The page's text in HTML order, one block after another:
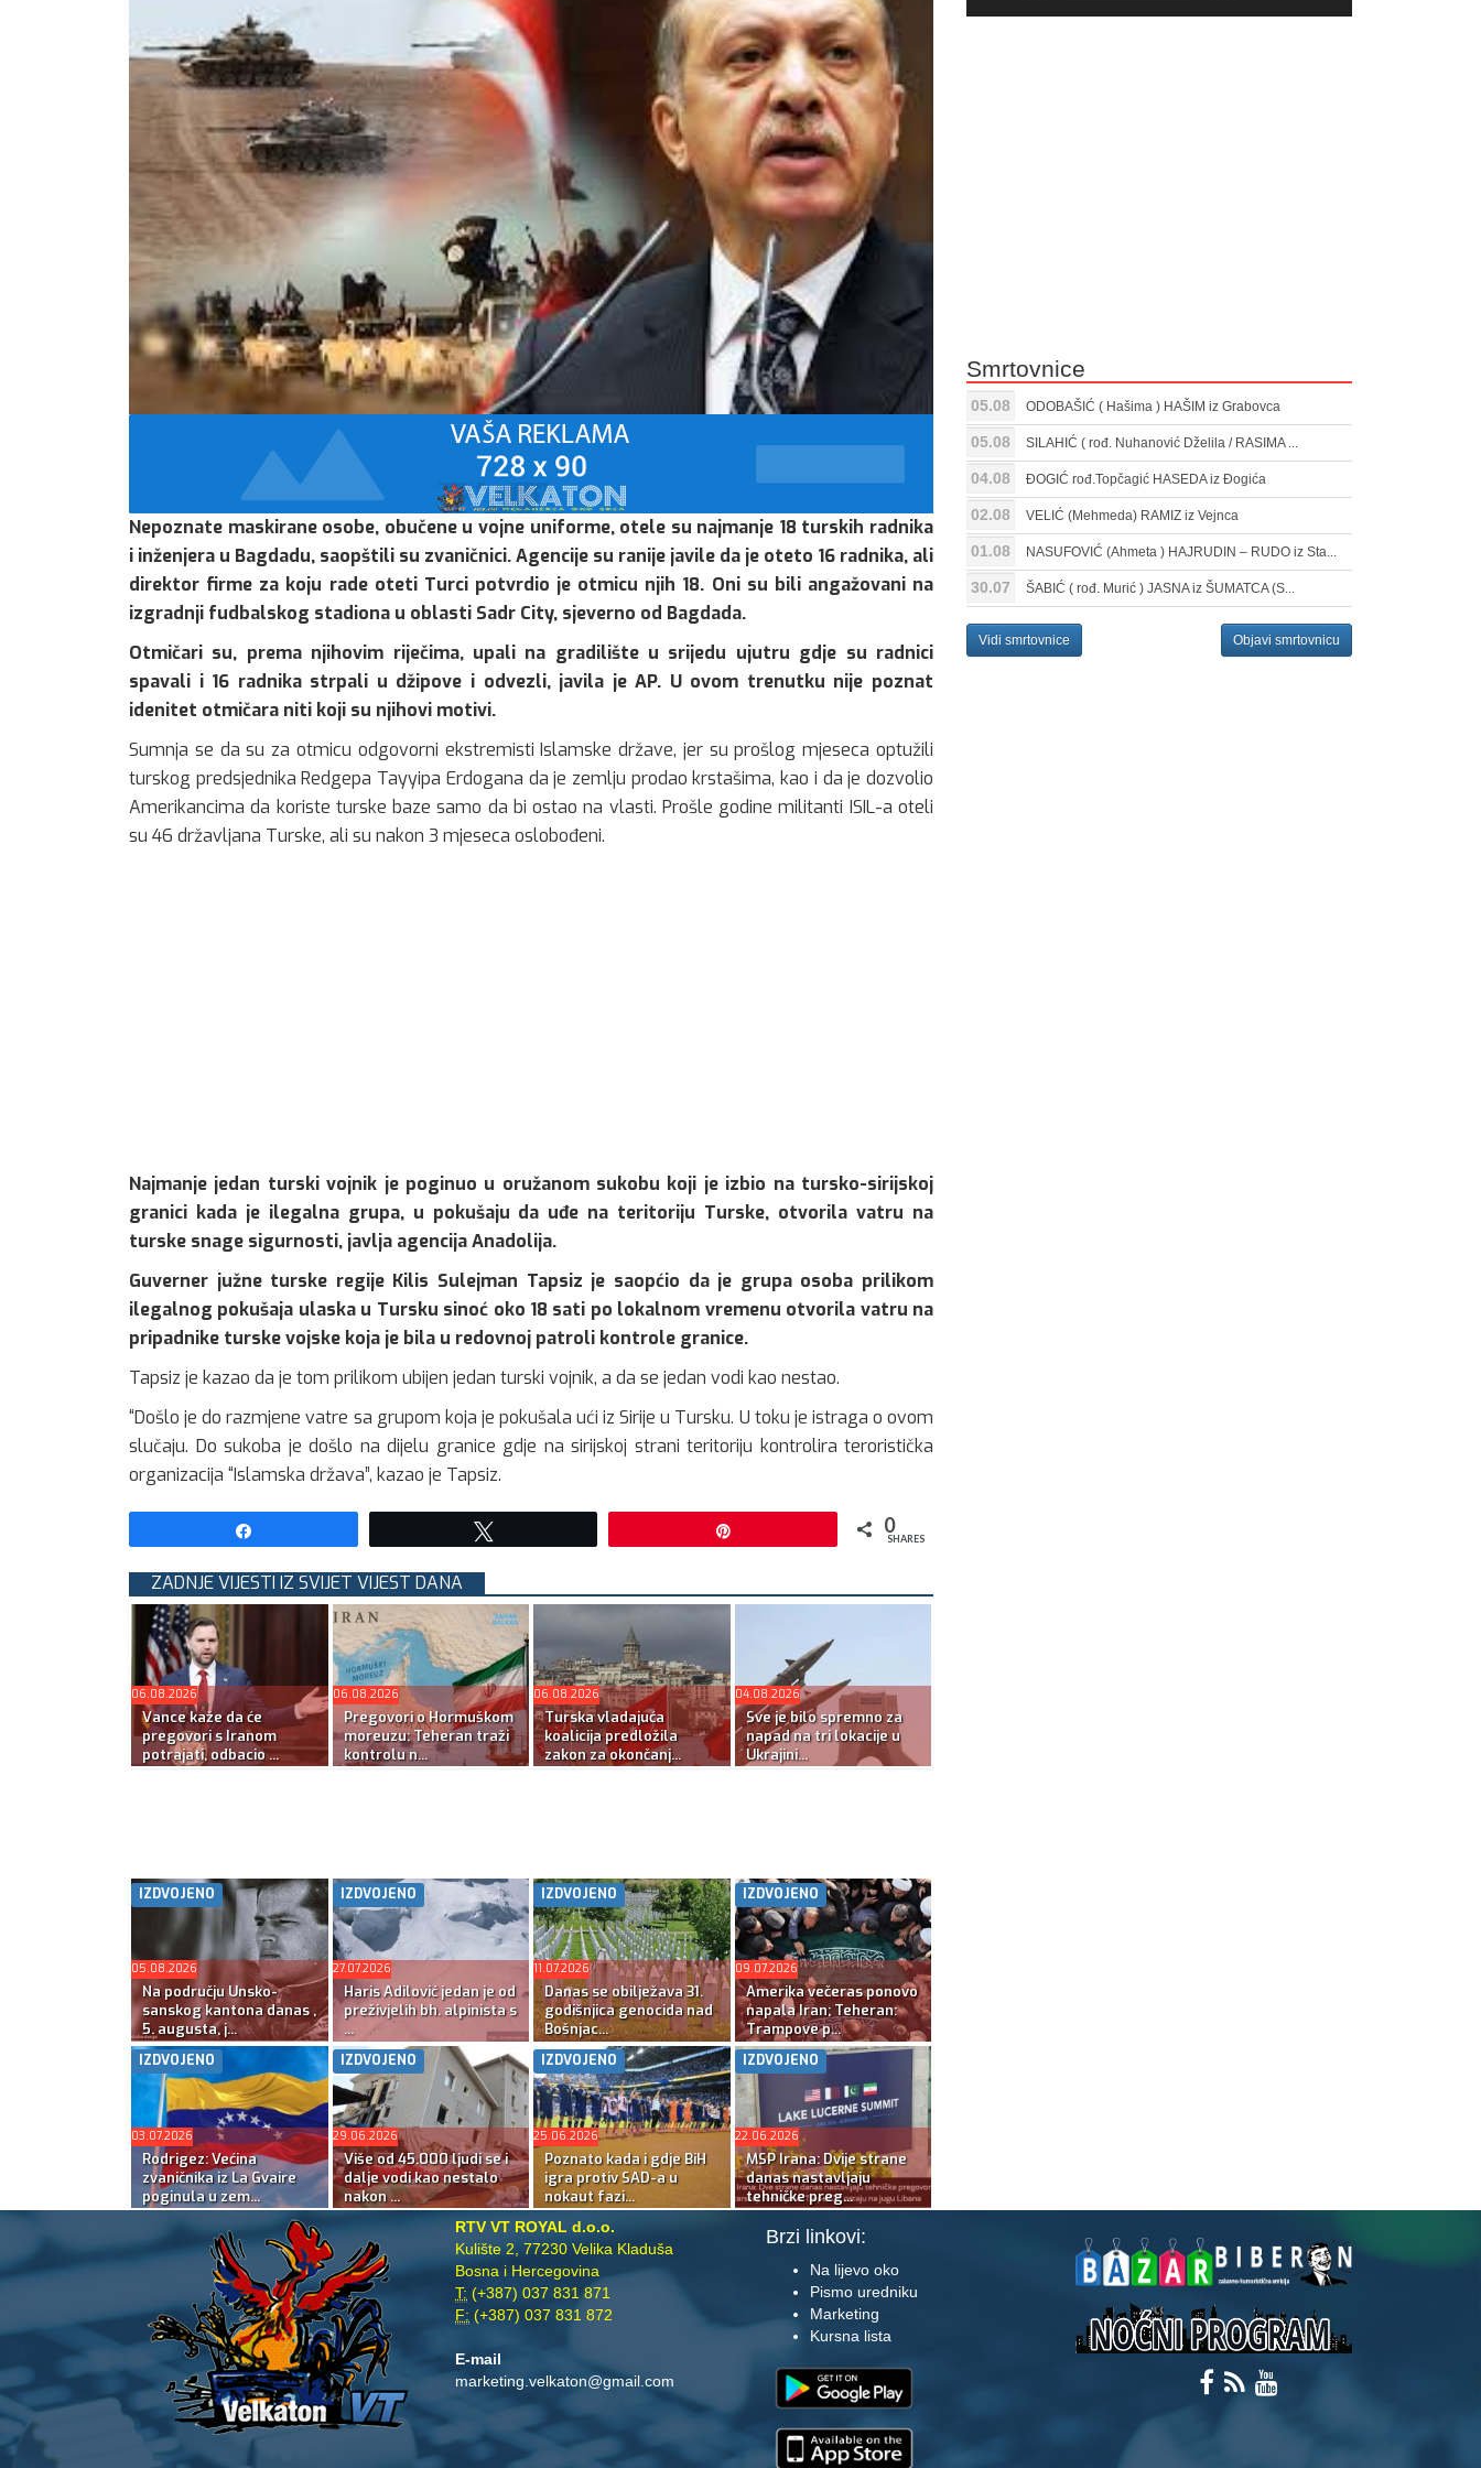
Nepoznate maskirane osobe, obučene u vojne uniforme, otele su najmanje 18 turskih radnika
i inženjera u Bagdadu, saopštili su zvaničnici. Agencije su ranije javile da je oteto 16 radnika, ali
direktor firme za koju rade oteti Turci potvrdio je otmicu njih 18. Oni su bili angažovani na
izgradnji fudbalskog stadiona u oblasti Sadr City, sjeverno od Bagdada.
Otmičari su, prema njihovim riječima, upali na gradilište u srijedu ujutru gdje su radnici
spavali i 16 radnika strpali u džipove i odvezli, javila je AP. U ovom trenutku nije poznat
idenitet otmičara niti koji su njihovi motivi.
Sumnja se da su za otmicu odgovorni ekstremisti Islamske države, jer su prošlog mjeseca optužili
turskog predsjednika Redgepa Tayyipa Erdogana da je zemlju prodao krstašima, kao i da je dozvolio
Amerikancima da koriste turske baze samo da bi ostao na vlasti. Prošle godine militanti ISIL-a oteli
su 46 državljana Turske, ali su nakon 3 mjeseca oslobođeni.
Najmanje jedan turski vojnik je poginuo u oružanom sukobu koji je izbio na tursko-sirijskoj
granici kada je ilegalna grupa, u pokušaju da uđe na teritoriju Turske, otvorila vatru na
turske snage sigurnosti, javlja agencija Anadolija.
Guverner južne turske regije Kilis Sulejman Tapsiz je saopćio da je grupa osoba prilikom
ilegalnog pokušaja ulaska u Tursku sinoć oko 18 sati po lokalnom vremenu otvorila vatru na
pripadnike turske vojske koja je bila u redovnoj patroli kontrole granice.
Tapsiz je kazao da je tom prilikom ubijen jedan turski vojnik, a da se jedan vodi kao nestao.
“Došlo je do razmjene vatre sa grupom koja je pokušala ući iz Sirije u Tursku. U toku je istraga o ovom
slučaju. Do sukoba je došlo na dijelu granice gdje na sirijskoj strani teritoriju kontrolira teroristička
organizacija “Islamska država”, kazao je Tapsiz.
0
SHARES
ZADNJE VIJESTI IZ SVIJET VIJEST DANA
06.08.2026
Vance kaže da će
pregovori s Iranom
potrajati, odbacio ...
06.08.2026
Pregovori o Hormuškom
moreuzu: Teheran traži
kontrolu n...
06.08.2026
Turska vladajuća
koalicija predložila
zakon za okončanj...
04.08.2026
Sve je bilo spremno za
napad na tri lokacije u
Ukrajini...
IZDVOJENO
05.08.2026
Na području Unsko-
sanskog kantona danas ,
5. augusta, j...
IZDVOJENO
27.07.2026
Haris Adilović jedan je od
preživjelih bh. alpinista s
...
IZDVOJENO
11.07.2026
Danas se obilježava 31.
godišnjica genocida nad
Bošnjac...
IZDVOJENO
09.07.2026
Amerika večeras ponovo
napala Iran; Teheran:
Trampove p...
IZDVOJENO
03.07.2026
Rodrigez: Većina
zvaničnika iz La Gvaire
poginula u zem...
IZDVOJENO
29.06.2026
Više od 45.000 ljudi se i
dalje vodi kao nestalo
nakon ...
IZDVOJENO
25.06.2026
Poznato kada i gdje BiH
igra protiv SAD-a u
nokaut fazi...
IZDVOJENO
22.06.2026
MSP Irana: Dvije strane
danas nastavljaju
tehničke preg...
Gore/Dole
Smrtovnice
05.08 ODOBAŠIĆ ( Hašima ) HAŠIM iz Grabovca
05.08 SILAHIĆ ( rođ. Nuhanović Dželila / RASIMA ...
04.08 ĐOGIĆ rođ.Topčagić HASEDA iz Đogića
02.08 VELIĆ (Mehmeda) RAMIZ iz Vejnca
01.08 NASUFOVIĆ (Ahmeta ) HAJRUDIN – RUDO iz Sta...
30.07 ŠABIĆ ( rođ. Murić ) JASNA iz ŠUMATCA (S...
Vidi smrtovnice Objavi smrtovnicu
RTV VT ROYAL d.o.o.
Kulište 2, 77230 Velika Kladuša
Bosna i Hercegovina
T: (+387) 037 831 871
F: (+387) 037 831 872
E-mail
marketing.velkaton@gmail.com
Brzi linkovi:
Na lijevo oko
Pismo uredniku
Marketing
Kursna lista